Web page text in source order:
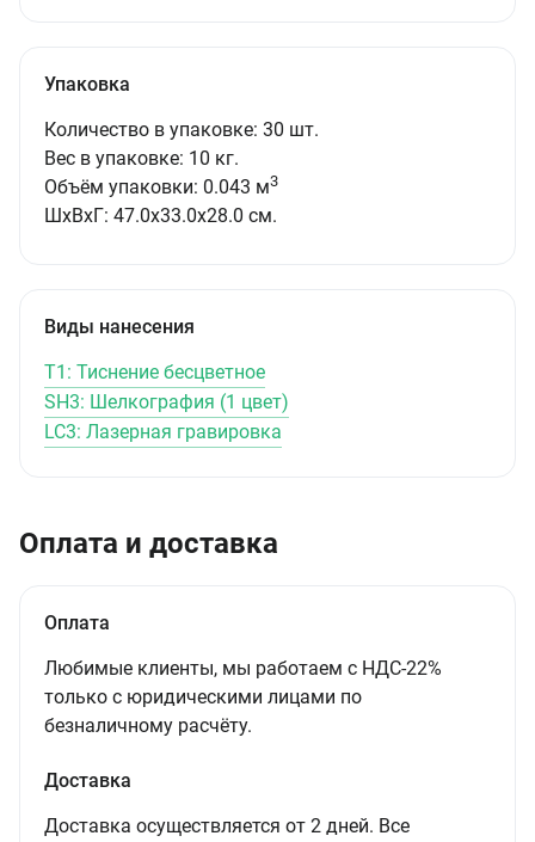
Упаковка
Количество в упаковке: 30 шт.
Вес в упаковке: 10 кг.
Объём упаковки: 0.043 м3
ШxВxГ: 47.0x33.0x28.0 см.
Виды нанесения
T1: Тиснение бесцветное
SH3: Шелкография (1 цвет)
LC3: Лазерная гравировка
Оплата и доставка
Оплата
Любимые клиенты, мы работаем с НДС-22%
только с юридическими лицами по
безналичному расчёту.
Доставка
Доставка осуществляется от 2 дней. Все